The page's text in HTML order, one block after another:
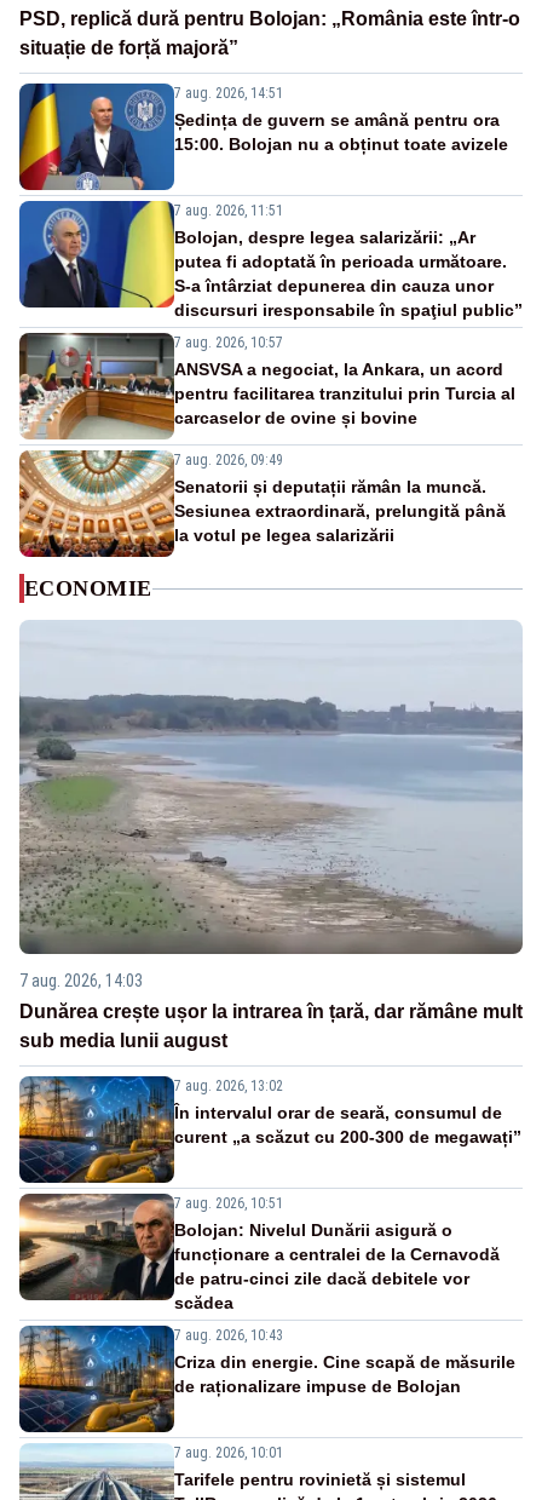
PSD, replică dură pentru Bolojan: „România este într-o
situație de forță majoră”
7 aug. 2026, 14:51
Ședința de guvern se amână pentru ora
15:00. Bolojan nu a obținut toate avizele
7 aug. 2026, 11:51
Bolojan, despre legea salarizării: „Ar
putea fi adoptată în perioada următoare.
S-a întârziat depunerea din cauza unor
discursuri iresponsabile în spaţiul public”
7 aug. 2026, 10:57
ANSVSA a negociat, la Ankara, un acord
pentru facilitarea tranzitului prin Turcia al
carcaselor de ovine și bovine
7 aug. 2026, 09:49
Senatorii și deputații rămân la muncă.
Sesiunea extraordinară, prelungită până
la votul pe legea salarizării
ECONOMIE
7 aug. 2026, 14:03
Dunărea crește ușor la intrarea în țară, dar rămâne mult
sub media lunii august
7 aug. 2026, 13:02
În intervalul orar de seară, consumul de
curent „a scăzut cu 200-300 de megawați”
7 aug. 2026, 10:51
Bolojan: Nivelul Dunării asigură o
funcționare a centralei de la Cernavodă
de patru-cinci zile dacă debitele vor
scădea
7 aug. 2026, 10:43
Criza din energie. Cine scapă de măsurile
de raționalizare impuse de Bolojan
7 aug. 2026, 10:01
Tarifele pentru rovinietă și sistemul